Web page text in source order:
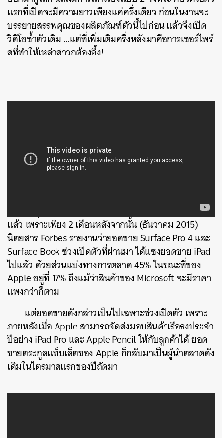
แรกที่เปิดจะมีความยาวเพียงแค่ครึ่งเดียว ก่อนในงานจะ
บรรยายสรรพคุณของผลิตภัณฑ์ตัวนี้ไปก่อน แล้วจึงเปิด
วิดีโอซ้ำตัวเดิม …แต่ที่เพิ่มเติมครึ่งหลังมาคือการเซอร์ไพร์
สที่ทำให้เหล่าสาวกต้องอึ้ง!
ถึงจุดนี้จะใช้คำว่า ‘สาวก’ แบบ Apple ก็ไม่แปลก
แล้ว เพราะเพียง 2 เดือนหลังจากนั้น (ธันวาคม 2015)
นิตยสาร Forbes รายงานว่ายอดขาย Surface Pro 4 และ
Surface Book ช่วงเปิดตัวที่ผ่านมา ได้แซงยอดขาย iPad
ไปแล้ว ด้วยส่วนแบ่งทางการตลาด 45% ในขณะที่ของ
Apple อยู่ที่ 17% ถึงแม้ว่าสินค้าของ Microsoft จะมีราคา
แพงกว่าก็ตาม
แต่ยอดขายดังกล่าวเป็นไปเฉพาะช่วงเปิดตัว เพราะ
ภายหลังเมื่อ Apple สามารถจัดส่งมอบสินค้าเรือธงประจำ
ปีอย่าง iPad Pro และ Apple Pencil ให้กับลูกค้าได้ ยอด
ขายตระกูลแท็บเล็ตของ Apple ก็กลับมาเป็นผู้นำตลาดดัง
เดิมในไตรมาสแรกของปีถัดมา
ค้นหา